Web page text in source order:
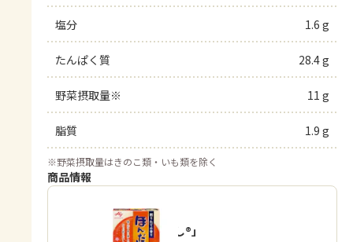
塩分 1.6 g
たんぱく質 28.4 g
野菜摂取量※ 11 g
脂質 1.9 g
※野菜摂取量はきのこ類・いも類を除く
商品情報
「ほんだし®」